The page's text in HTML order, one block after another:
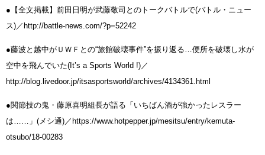
●【全文掲載】前田日明が武藤敬司とのトークバトルで(バトル・ニュー
ス)／http://battle-news.com/?p=52242
●藤波と越中がＵＷＦとの“旅館破壊事件”を振り返る…便所を破壊し水が
空中を飛んでいた(It’s a Sports World !)／
http://blog.livedoor.jp/itsasportsworld/archives/4134361.html
●関節技の鬼・藤原喜明組長が語る「いちばん酒が強かったレスラー
は……」(メシ通)／https://www.hotpepper.jp/mesitsu/entry/kemuta-
otsubo/18-00283